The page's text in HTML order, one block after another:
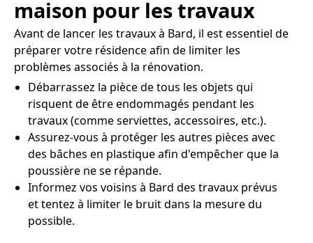
maison pour les travaux
Avant de lancer les travaux à Bard, il est essentiel de
préparer votre résidence afin de limiter les
problèmes associés à la rénovation.
Débarrassez la pièce de tous les objets qui
risquent de être endommagés pendant les
travaux (comme serviettes, accessoires, etc.).
Assurez-vous à protéger les autres pièces avec
des bâches en plastique afin d'empêcher que la
poussière ne se répande.
Informez vos voisins à Bard des travaux prévus
et tentez à limiter le bruit dans la mesure du
possible.